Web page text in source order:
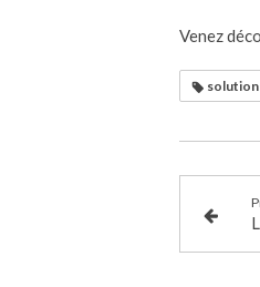
Venez